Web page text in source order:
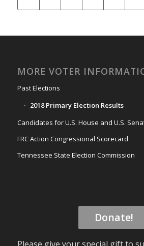
MORE VOTER
Past Elections
2018 Primary Election Results
Candidates for U.S. House and U.S.
FRC Action Congressional Scorecard
Tennessee State Election Commission
Donate!